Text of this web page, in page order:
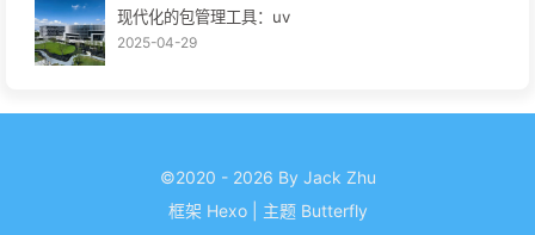
现代化的包管理工具：uv
2025-04-29
©2020 - 2026 By Jack Zhu
框架 Hexo 主题 Butterfly